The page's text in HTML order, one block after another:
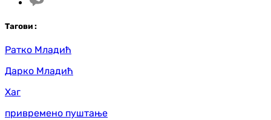
Тагови :
Ратко Младић
Дарко Младић
Хаг
привремено пуштање